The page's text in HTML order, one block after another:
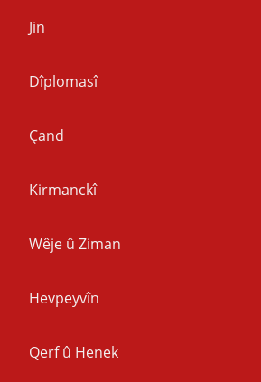
Jin
Dîplomasî
Çand
Kirmanckî
Wêje û Ziman
Hevpeyvîn
Qerf û Henek